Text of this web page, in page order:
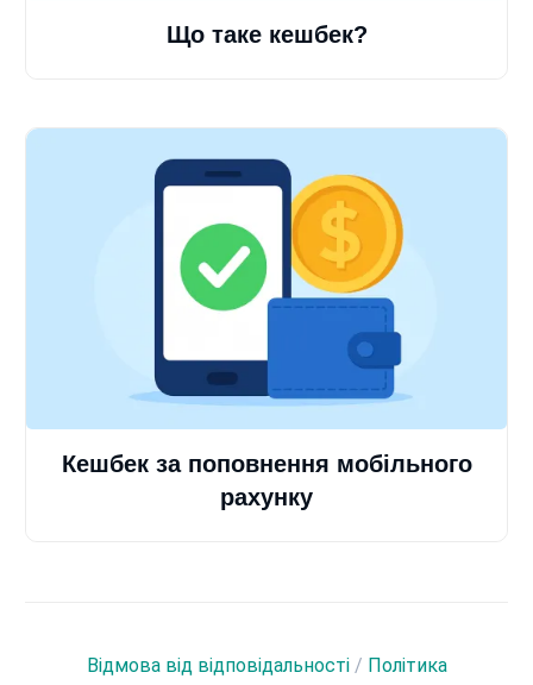
Що таке кешбек?
Кешбек за поповнення мобільного
рахунку
Відмова від відповідальності/ Політика